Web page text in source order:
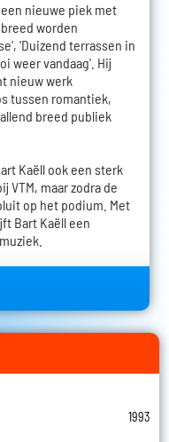
nieuwe piek met
worden
'Duizend terrassen in
weer vandaag'. Hij
nieuw werk
tussen romantiek,
breed publiek
Kaëll ook een sterk
maar zodra de
op het podium. Met
Bart Kaëll een
1993